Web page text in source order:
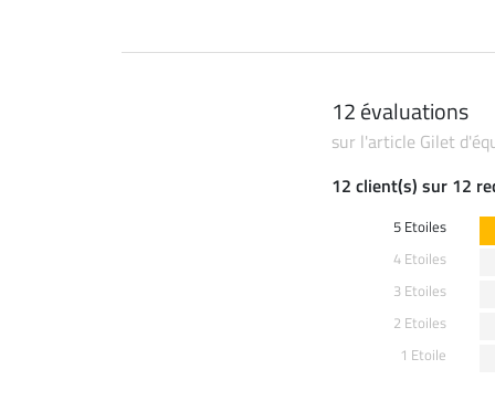
12 évaluations
sur l'article Gilet
12 client(s) sur 12
5 Etoiles
4 Etoiles
3 Etoiles
2 Etoiles
1 Etoile